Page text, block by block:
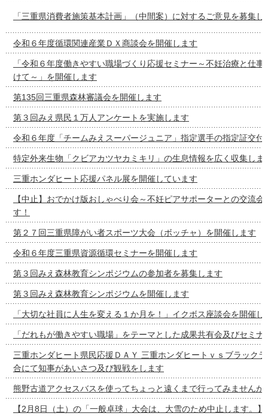
「三重県消費者施策基本計画」（中間案）に対するご意見を募集し
令和６年度循環関連産業ＤＸ商談会を開催します
「令和６年度働きやすい職場づくり応援セミナー～不妊治療と仕
けて～」を開催します
第135回三重県森林審議会を開催します
第３回みえ県民１万人アンケートを実施します
令和６年度「チームみえスーパージュニア」指定選手の指定証交付
特定外来生物「クビアカツヤカミキリ」の生息情報を広く収集しま
三重ホンダヒート応援パネル展を開催しています
【中止】おでかけ版おしゃべり会～不妊ピアサポーターとの交流会
す！
第２７回三重県障がい者スポーツ大会（ボッチャ）を開催します
令和６年度三重県資源循環セミナーを開催します
第３回みえ森林教育シンポジウムの参加者を募集します
第３回みえ森林教育シンポジウムを開催します
「大切な社員に人生を変える１か月を！」イクボス座談会を開催し
「だれもが働きやすい職場」をテーマとした成果共有会及びセミ
三重ホンダヒート県民応援ＤＡＹ 三重ホンダヒートｖｓブラック
合にて知事があいさつ及び観戦をします
熊野古道アクセスバスを使ってちょっと遠くまで行ってみませんか
【2月8日（土）の「一般卓球」大会は、大雪のため中止します。